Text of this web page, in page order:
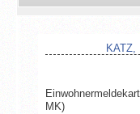
KATZ,
MK)